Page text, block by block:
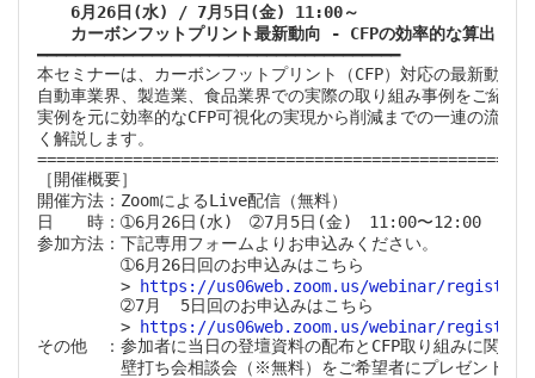
6月26日(水) / 7月5日(金) 11:00～
カーボンフットプリント最新動向 - CFPの効率的な算出と
━━━━━━━━━━━━━━━━━━━━━━━━━━━━━━━━━━━━━━
本セミナーは、カーボンフットプリント（CFP）対応の最新動向と
自動車業界、製造業、食品業界での実際の取り組み事例をご紹介
実例を元に効率的なCFP可視化の実現から削減までの一連の流れ
く解説します。
=================================================
［開催概要］
開催方法：ZoomによるLive配信（無料）
日　　時：➀6月26日(水)　➁7月5日(金)　11:00〜12:00
参加方法：下記専用フォームよりお申込みください。
➀6月26日回のお申込みはこちら
> https://us06web.zoom.us/webinar/register/
➁7月  5日回のお申込みはこちら
> https://us06web.zoom.us/webinar/register/
その他　：参加者に当日の登壇資料の配布とCFP取り組みに関する
壁打ち会相談会（※無料）をご希望者にプレゼント！